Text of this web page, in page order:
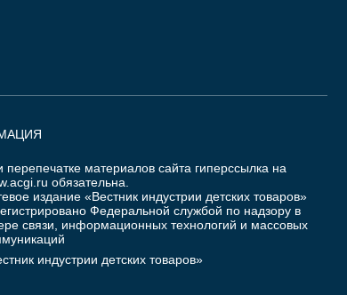
перепечатке материалов сайта гиперссылка на
обязательна.
издание «Вестник индустрии детских товаров»
Федеральной службой по надзору в
связи, информационных технологий и массовых
индустрии детских товаров»